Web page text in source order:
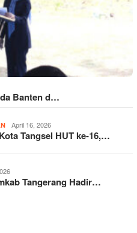
Banten d…
April 16, 2026
Tangsel HUT ke-16,…
Tangerang Hadir…